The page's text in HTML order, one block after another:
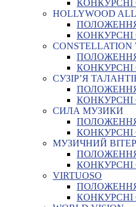
КОНКУРСНІ
HOLLYWOOD
КОНКУРСНІ
CONSTELLATION
КОНКУРСНІ
СУЗІР’Я
КОНКУРСНІ
СИЛА МУЗИКИ
КОНКУРСНІ
МУЗИЧНИЙ ВІТЕР
КОНКУРСНІ
VIRTUOSO
КОНКУРСНІ